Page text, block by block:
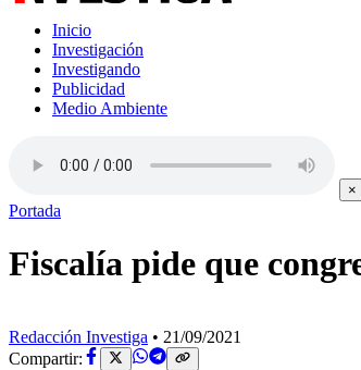
Inicio
Investigación
Investigando
Publicidad
Medio Ambiente
×
Portada
Fiscalía pide que
Redacción Investiga • 21/09/2021
Compartir: